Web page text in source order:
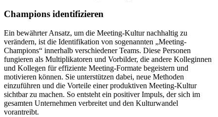
Champions identifizieren
Ein bewährter Ansatz, um die Meeting-Kultur nachhaltig zu
verändern, ist die Identifikation von sogenannten „Meeting-
Champions“ innerhalb verschiedener Teams. Diese Personen
fungieren als Multiplikatoren und Vorbilder, die andere Kolleginnen
und Kollegen für effiziente Meeting-Formate begeistern und
motivieren können. Sie unterstützen dabei, neue Methoden
einzuführen und die Vorteile einer produktiven Meeting-Kultur
sichtbar zu machen. So entsteht ein positiver Impuls, der sich im
gesamten Unternehmen verbreitet und den Kulturwandel
vorantreibt.